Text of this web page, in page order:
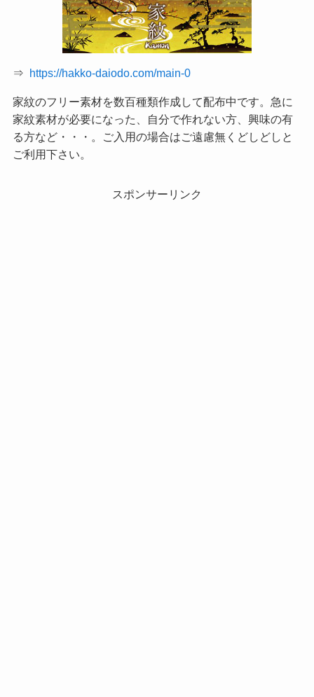
⇒ https://hakko-daiodo.com/main-0
家紋のフリー素材を数百種類作成して配布中です。急に
家紋素材が必要になった、自分で作れない方、興味の有
る方など・・・。ご入用の場合はご遠慮無くどしどしと
ご利用下さい。
スポンサーリンク